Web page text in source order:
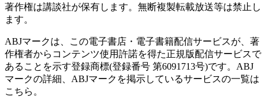
著作権は講談社が保有します。無断複製転載放送等は禁止し
ます。
ABJマークは、この電子書店・電子書籍配信サービスが、著
作権者からコンテンツ使用許諾を得た正規版配信サービスで
あることを示す登録商標(登録番号 第6091713号)です。ABJ
マークの詳細、ABJマークを掲示しているサービスの一覧は
こちら。